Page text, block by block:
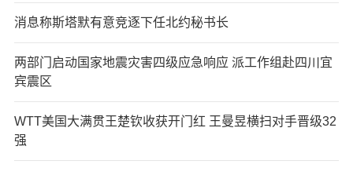
消息称斯塔默有意竞逐下任北约秘书长
两部门启动国家地震灾害四级应急响应 派工作组赴四川宜
宾震区
WTT美国大满贯王楚钦收获开门红 王曼昱横扫对手晋级32
强